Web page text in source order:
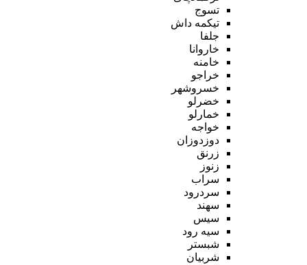
تسوج
تیکمه داش
جلفا
خاروانا
خامنه
خراجو
خسروشهر
خضرلو
خمارلو
خواجه
دوزدوزان
زرنق
زنوز
سراب
سردرود
سهند
سیس
سیه رود
شبستر
شربیان